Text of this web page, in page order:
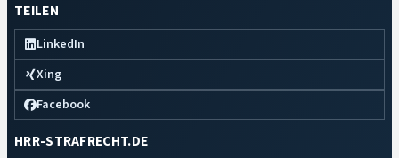
TEILEN
LinkedIn
Xing
Facebook
HRR-STRAFRECHT.DE